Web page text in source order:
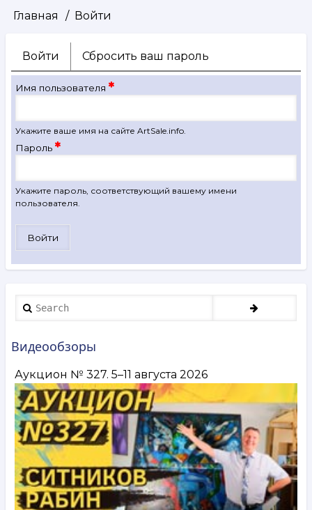
Строка
Главная Войти
Главные
вкладки
Войти
(активная
вкладка)
Сбросить ваш пароль
Имя пользователя
Укажите ваше имя на сайте ArtSale.info.
Пароль
Укажите пароль, соответствующий вашему имени
пользователя.
Search
Видеообзоры
Аукцион № 327. 5–11 августа 2026